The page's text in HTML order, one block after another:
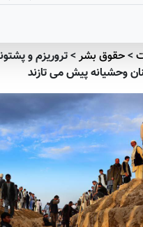
>حقوق بشر>تروریزم و
وحشیانه پیش می تازند